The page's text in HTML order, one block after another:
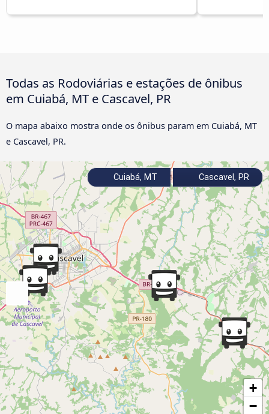
Todas as Rodoviárias e estações de ônibus
em Cuiabá, MT e Cascavel, PR
O mapa abaixo mostra onde os ônibus param em Cuiabá, MT
e Cascavel, PR.
+
−
Cuiabá, MT Cascavel, PR